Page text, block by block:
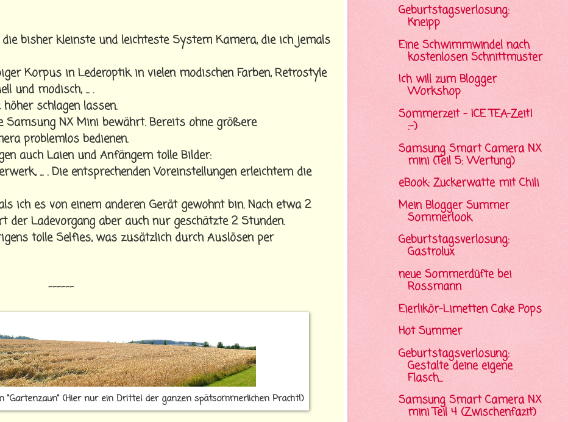
bisher kleinste und leichteste System Kamera, die ich jemals
Korpus in Lederoptik in vielen modischen Farben, Retrostyle
und modisch, ... .
schlagen lassen.
NX Mini bewährt. Bereits ohne größere
problemlos bedienen.
auch Laien und Anfängern tolle Bilder:
... . Die entsprechenden Voreinstellungen erleichtern die
ich es von einem anderen Gerät gewohnt bin. Nach etwa 2
der Ladevorgang aber auch nur geschätzte 2 Stunden.
tolle Selfies, was zusätzlich durch Auslösen per
------
"Gartenzaun" (Hier nur ein Drittel der ganzen spätsommerlichen Pracht!)
Geburtstagsverlosung:
Kneipp
Eine Schwimmwindel nach
kostenlosen Schnittmuster
Ich will zum Blogger
Workshop
Sommerzeit - ICE TEA-Zeit!
:-)
Samsung Smart Camera NX
mini (Teil 5: Wertung)
eBook: Zuckerwatte mit Chili
Mein Blogger Summer
Sommerlook
Geburtstagsverlosung:
Gastrolux
neue Sommerdüfte bei
Rossmann
Eierlikör-Limetten Cake Pops
Hot Summer
Geburtstagsverlosung:
Gestalte deine eigene
Flasch...
Samsung Smart Camera NX
mini Teil 4 (Zwischenfazit)